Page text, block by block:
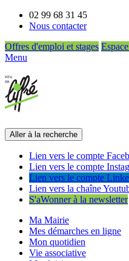
02 99 68 31 45
Nous contacter
Offres d'emploi et stages
Menu
Aller à la recherche
Lien vers le compte
Lien vers le compte
Lien vers le compte
Lien vers la chaîne
S'aWonner à la newsletter
Ma Mairie
Mes démarches en ligne
Mon quotidien
Vie associative